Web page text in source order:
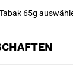
65g